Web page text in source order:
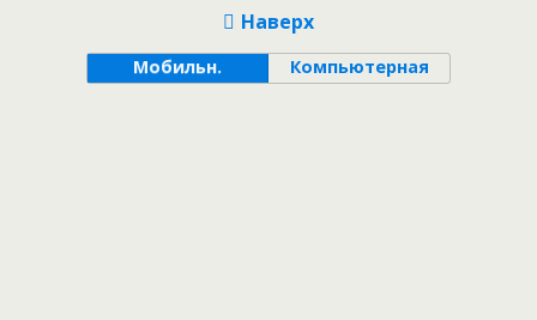
Наверх
Мобильн. Компьютерная